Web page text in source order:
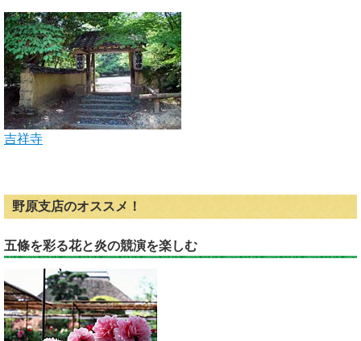
吉祥寺
野原支店のオススメ！
五條を彩る花と炎の競演を楽しむ